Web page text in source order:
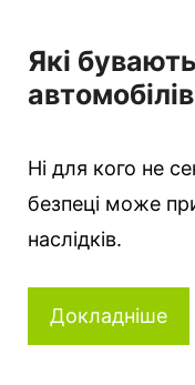
Які
автомобілів
Ні для кого не
безпеці може
наслідків.
Докладніше